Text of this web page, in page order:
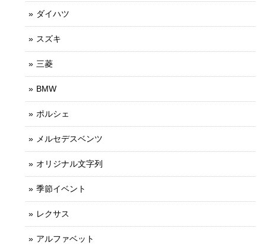
ダイハツ
スズキ
三菱
BMW
ポルシェ
メルセデスベンツ
オリジナル文字列
季節イベント
レクサス
アルファベット